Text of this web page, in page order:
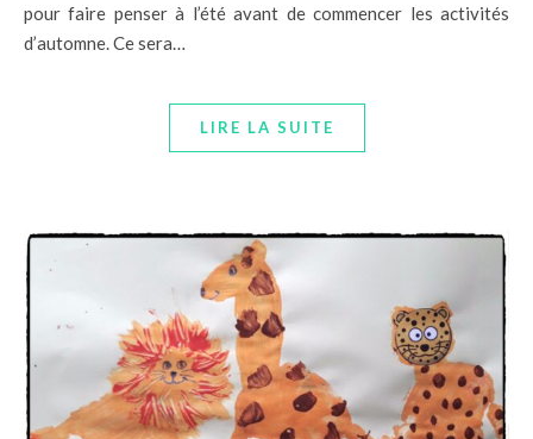
pour faire penser à l’été avant de commencer les activités
d’automne. Ce sera…
LIRE LA SUITE